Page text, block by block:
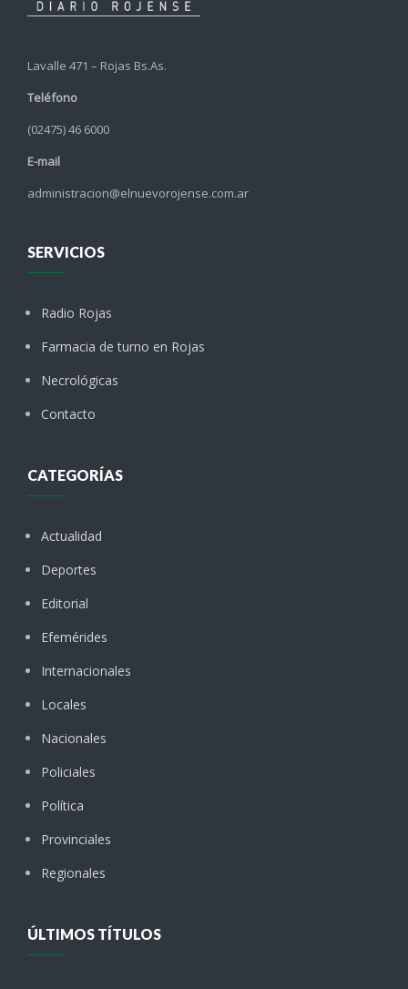
Lavalle 471 – Rojas Bs.As.
Teléfono
(02475) 46 6000
E-mail
administracion@elnuevorojense.com.ar
SERVICIOS
Radio Rojas
Farmacia de turno en Rojas
Necrológicas
Contacto
CATEGORÍAS
Actualidad
Deportes
Editorial
Efemérides
Internacionales
Locales
Nacionales
Policiales
Política
Provinciales
Regionales
ÚLTIMOS TÍTULOS